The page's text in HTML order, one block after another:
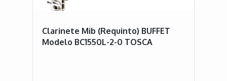
Clarinete Mib (requinto) BUFFET
Modelo BC1550L-2-0 TOSCA